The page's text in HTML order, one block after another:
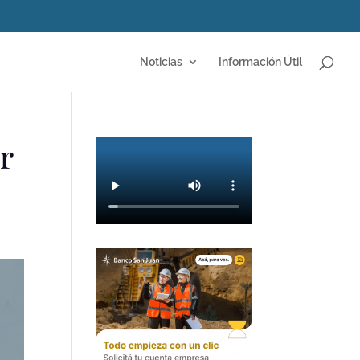
Noticias Información Útil